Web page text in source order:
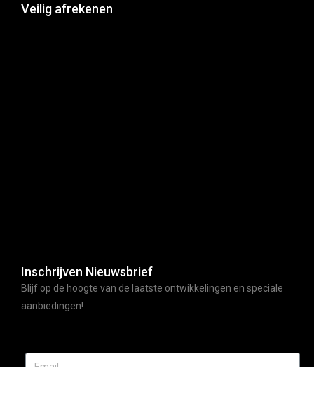
Veilig afrekenen
Inschrijven Nieuwsbrief
Blijf op de hoogte van de laatste ontwikkelingen en speciale
aanbiedingen!